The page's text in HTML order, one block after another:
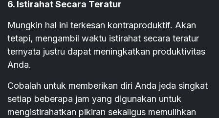
6. Istirahat Secara Teratur
Mungkin hal ini terkesan kontraproduktif. Akan
tetapi, mengambil waktu istirahat secara teratur
ternyata justru dapat meningkatkan produktivitas
Anda.
Cobalah untuk memberikan diri Anda jeda singkat
setiap beberapa jam yang digunakan untuk
mengistirahatkan pikiran sekaligus memulihkan